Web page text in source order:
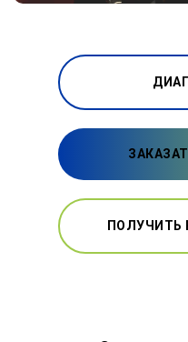
ПОЛУЧИТЬ